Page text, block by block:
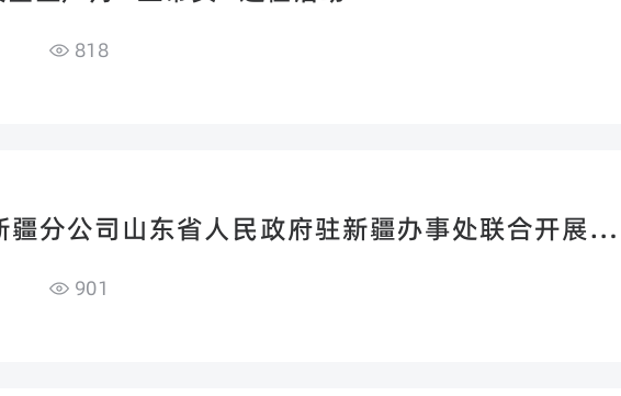
818
疆分公司山东省人民政府驻新疆办事处联合开展“赓
901